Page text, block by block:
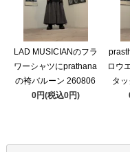
LAD MUSICIANのフラ
ワーシャツにprathana
の袴バルーン 260806
0円(税込0円)
ロウ
タ